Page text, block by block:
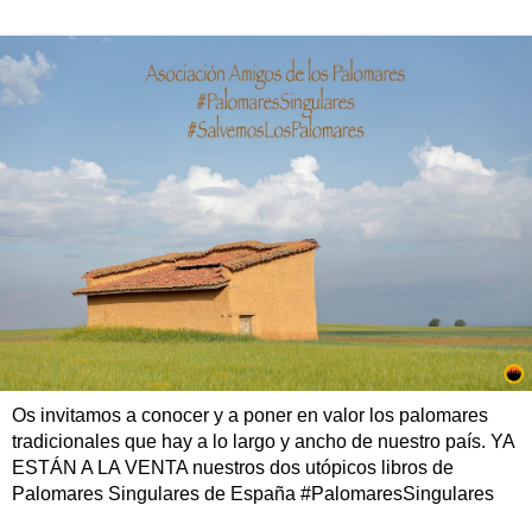
Os invitamos a conocer y a poner en valor los palomares
tradicionales que hay a lo largo y ancho de nuestro país. YA
ESTÁN A LA VENTA nuestros dos utópicos libros de
Palomares Singulares de España #PalomaresSingulares